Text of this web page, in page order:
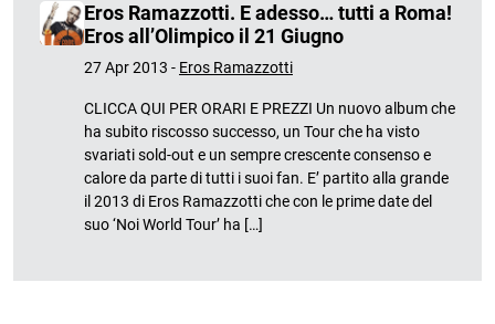
Eros Ramazzotti. E adesso… tutti a Roma!
Eros all’Olimpico il 21 Giugno
27 Apr 2013 - Eros Ramazzotti
CLICCA QUI PER ORARI E PREZZI Un nuovo album che
ha subito riscosso successo, un Tour che ha visto
svariati sold-out e un sempre crescente consenso e
calore da parte di tutti i suoi fan. E’ partito alla grande
il 2013 di Eros Ramazzotti che con le prime date del
suo ‘Noi World Tour’ ha […]